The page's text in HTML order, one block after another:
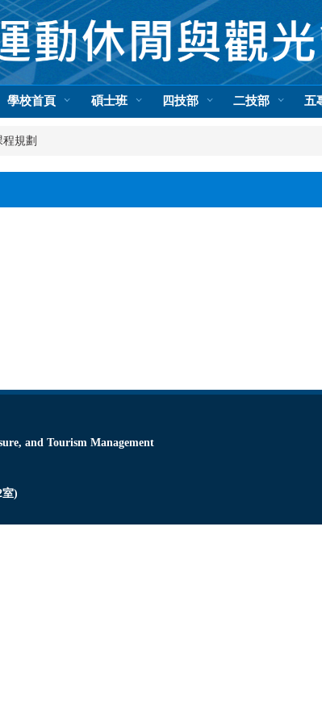
學校首頁 碩士班 四技部 二技部 五
程規劃
and Tourism Management
室)